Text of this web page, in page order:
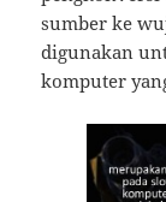
sumber ke
digunakan
komputer